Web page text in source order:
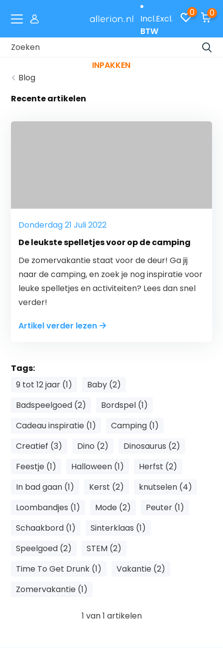
Incl.Excl.
BTW
0 0
Laat je cadeaus gratis inpakken met code
INPAKKEN
Blog
Recente artikelen
Donderdag 21 Juli 2022
De leukste spelletjes voor op de camping
De zomervakantie staat voor de deur! Ga jij
naar de camping, en zoek je nog inspiratie voor
leuke spelletjes en activiteiten? Lees dan snel
verder!
Artikel verder lezen
Tags:
9 tot 12 jaar (1)
Baby (2)
Badspeelgoed (2)
Bordspel (1)
Cadeau inspiratie (1)
Camping (1)
Creatief (3)
Dino (2)
Dinosaurus (2)
Feestje (1)
Halloween (1)
Herfst (2)
In bad gaan (1)
Kerst (2)
knutselen (4)
Loombandjes (1)
Mode (2)
Peuter (1)
Schaakbord (1)
Sinterklaas (1)
Speelgoed (2)
STEM (2)
Time To Get Drunk (1)
Vakantie (2)
Zomervakantie (1)
1 van1 artikelen